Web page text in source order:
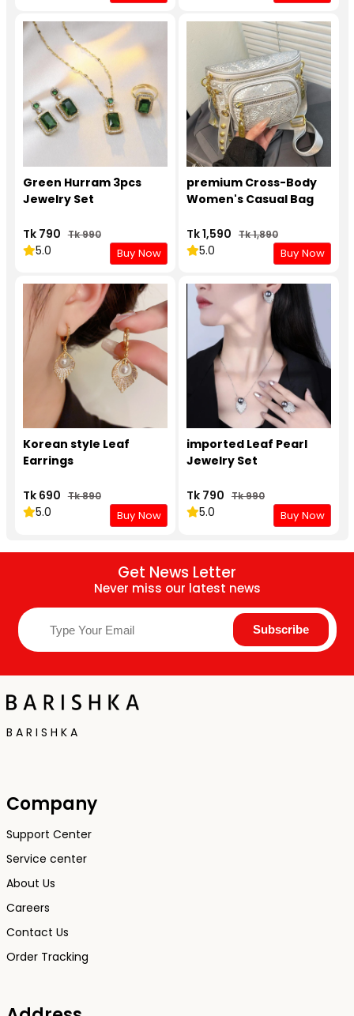
Green Hurram 3pcs
Jewelry Set
Tk 790 Tk 990
5.0 Buy Now
premium Cross-Body
Women's Casual Bag
Tk 1,590 Tk 1,890
5.0 Buy Now
Korean style Leaf
Earrings
Tk 690 Tk 890
5.0 Buy Now
imported Leaf Pearl
Jewelry Set
Tk 790 Tk 990
5.0 Buy Now
Get News Letter
Never miss our latest news
B A R I S H K A
Company
Support Center
Service center
About Us
Careers
Contact Us
Order Tracking